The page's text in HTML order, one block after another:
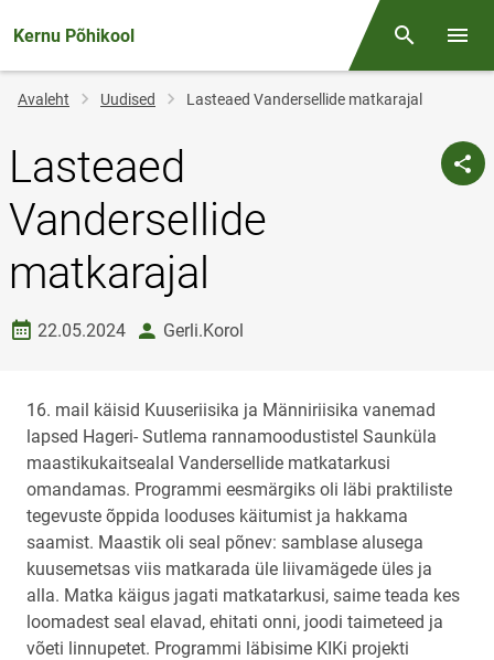
Kernu Põhikool Otsing
Jälglink
Avaleht Uudised Lasteaed Vandersellide matkarajal
Lasteaed
Vandersellide
matkarajal
Loomise kuupäev
22.05.2024 autorGerli.Korol
16. mail käisid Kuuseriisika ja Männiriisika vanemad
lapsed Hageri- Sutlema rannamoodustistel Saunküla
maastikukaitsealal Vandersellide matkatarkusi
omandamas. Programmi eesmärgiks oli läbi praktiliste
tegevuste õppida looduses käitumist ja hakkama
saamist. Maastik oli seal põnev: samblase alusega
kuusemetsas viis matkarada üle liivamägede üles ja
alla. Matka käigus jagati matkatarkusi, saime teada kes
loomadest seal elavad, ehitati onni, joodi taimeteed ja
võeti linnupetet. Programmi läbisime KIKi projekti